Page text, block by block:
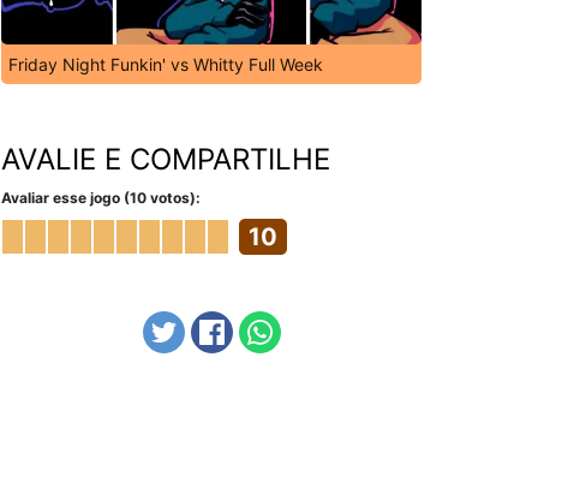
Friday Night Funkin' vs Whitty Full Week
AVALIE E COMPARTILHE
Avaliar esse jogo (10 votos):
10